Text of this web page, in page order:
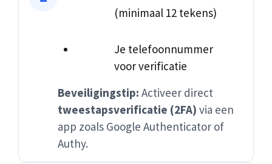
(minimaal 12 tekens)
Je telefoonnummer
voor verificatie
Beveiligingstip: Activeer direct
tweestapsverificatie (2FA) via een
app zoals Google Authenticator of
Authy.